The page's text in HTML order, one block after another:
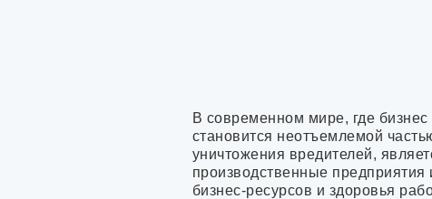
В современном мире, где
становится неотъемлемой
уничтожения вредителей,
производственные предприятия
бизнес-ресурсов и здоровья